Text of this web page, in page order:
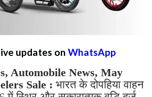
updates on WhatsApp
Automobile News, May
Sale : भारत के दोपहिया वाहन